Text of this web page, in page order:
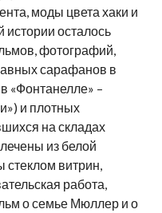
моды цвета хаки и
осталось
фотографий,
сарафанов в
«Фонтанелле» –
и плотных
на складах
из белой
витрин,
работа,
о семье Мюллер и о